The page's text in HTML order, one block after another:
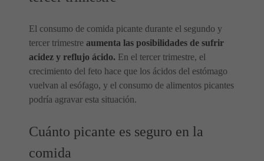
El consumo de comida picante durante el segundo y
tercer trimestre aumenta las posibilidades de sufrir
acidez y reflujo ácido. En el tercer trimestre, el
crecimiento del feto hace que los ácidos del estómago
vuelvan al esófago, y el consumo de alimentos picantes
podría agravar esta situación.
Cuánto picante es seguro en la
comida